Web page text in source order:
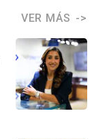
VER MÁS